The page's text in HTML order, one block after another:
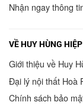
Nhận ngay thông
VỀ HUY HÙNG HIỆP
Giới thiệu về Huy
Đại lý nội thất Hoà
Chính sách bảo